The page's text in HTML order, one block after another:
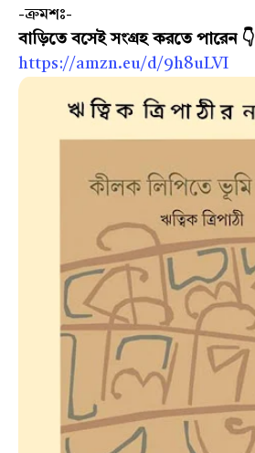
-ক্রমশঃ-
বাড়িতে বসেই সংগ্রহ করতে পারেন 👇
https://amzn.eu/d/9h8uLVI